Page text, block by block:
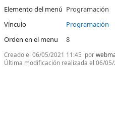
Elemento del menú Programación
Vínculo
Programación
Orden en el menu
8
Creado el 06/05/2021 11:45 por
Última modificación realizada el 06/